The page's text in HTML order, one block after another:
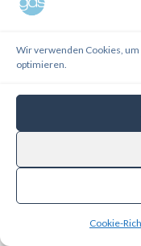
Wir verwenden Cookies,
optimieren.
Cookie-
Contact
gds@soundskin.de
© 2021 All Rights